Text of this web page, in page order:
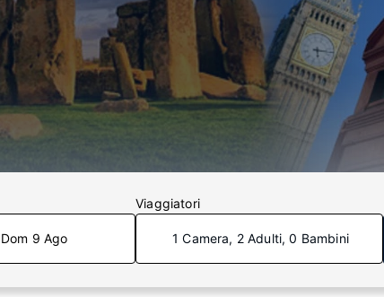
9 Ago
Viaggiatori
1 Camera, 2 Adulti, 0 Bambini